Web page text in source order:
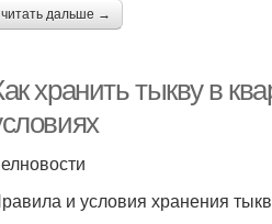
читать дальше →
хранить тыкву в
и условия хранения